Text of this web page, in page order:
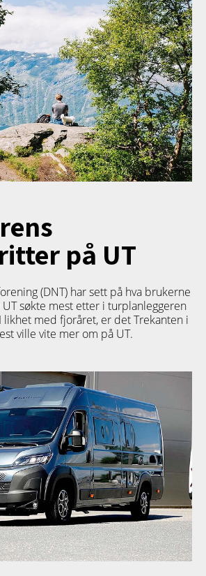
på UT
(DNT) har sett på hva brukerne
UTsøkte mest etter i turplanleggeren
likhet med fjoråret, er det Trekanten i
ville vite mer om på UT.